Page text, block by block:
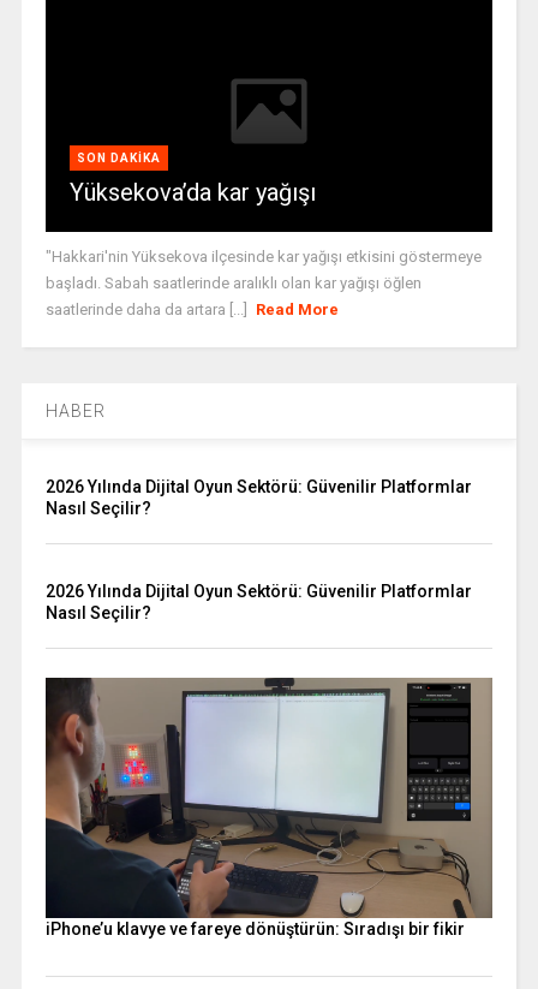
SON DAKIKA
Yüksekova’da kar yağışı
"Hakkari'nin Yüksekova ilçesinde kar yağışı etkisini göstermeye
başladı. Sabah saatlerinde aralıklı olan kar yağışı öğlen
saatlerinde daha da artara [...]
Read More
HABER
2026 Yılında Dijital Oyun Sektörü: Güvenilir Platformlar
Nasıl Seçilir?
2026 Yılında Dijital Oyun Sektörü: Güvenilir Platformlar
Nasıl Seçilir?
iPhone’u klavye ve fareye dönüştürün: Sıradışı bir fikir